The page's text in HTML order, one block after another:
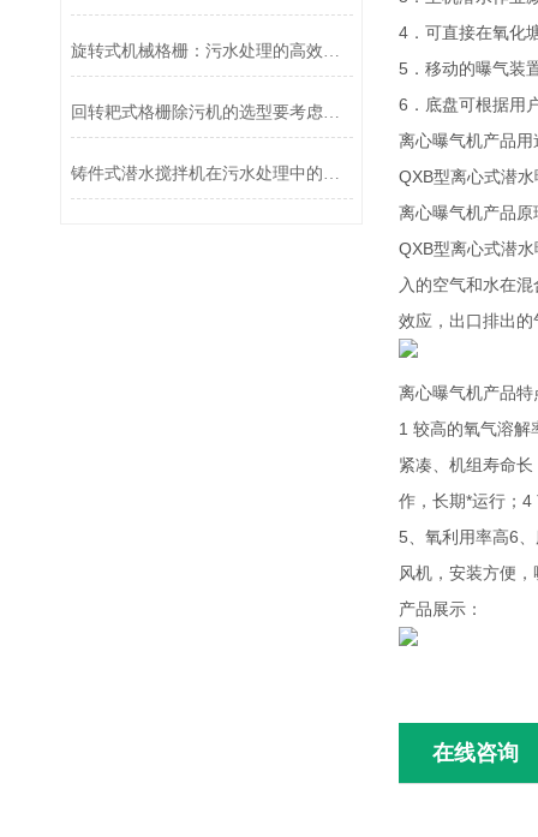
4．可直接在氧化
5．移动的曝气装
6．底盘可根据用
离心曝气机产品用
QXB型离心式潜
离心曝气机产品原
QXB型离心式潜
入的空气和水在
效应，出口排出
离心曝气机产品特
1 较高的氧气溶解
紧凑、机组寿命
作，长期*运行；
5、氧利用率高6
风机，安装方便
产品展示：
在线咨询
旋转式机械格栅：污水处理的高效卫士
回转耙式格栅除污机的选型要考虑哪些因素
铸件式潜水搅拌机在污水处理中的应用与效果分析